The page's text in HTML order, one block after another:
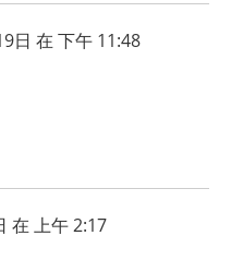
日 在 下午 11:48
在 上午 2:17